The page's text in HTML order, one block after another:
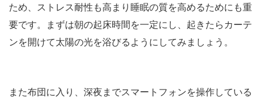
ため、ストレス耐性も高まり睡眠の質を高めるためにも重
要です。まずは朝の起床時間を一定にし、起きたらカーテ
ンを開けて太陽の光を浴びるようにしてみましょう。
また布団に入り、深夜までスマートフォンを操作している